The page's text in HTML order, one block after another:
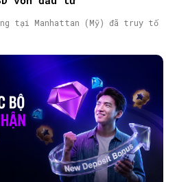
tại Manhattan (Mỹ) đã truy tố